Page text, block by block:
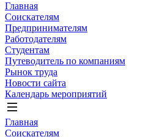
Главная
Соискателям
Предпринимателям
Работодателям
Студентам
Путеводитель по компаниям
Рынок труда
Новости сайта
Календарь мероприятий
Главная
Соискателям